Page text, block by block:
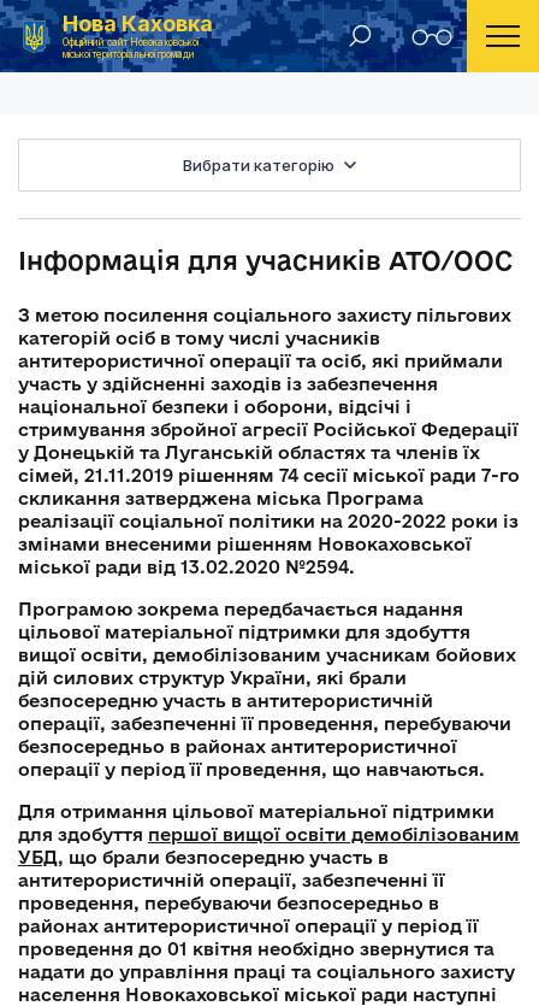
Нова Каховка
Офіційний сайт Новокаховської
міської територіальної громади
Головна Інформація для учасників АТО/ООС
Вибрати категорію
Інформація для учасників АТО/ООС
З метою посилення соціального захисту пільгових
категорій осіб в тому числі учасників
антитерористичної операції та осіб, які приймали
участь у здійсненні заходів із забезпечення
національної безпеки і оборони, відсічі і
стримування збройної агресії Російської Федерації
у Донецькій та Луганській областях та членів їх
сімей, 21.11.2019 рішенням 74 сесії міської ради 7-го
скликання затверджена міська Програма
реалізації соціальної політики на 2020-2022 роки із
змінами внесеними рішенням Новокаховської
міської ради від 13.02.2020 №2594.
Програмою зокрема передбачається надання
цільової матеріальної підтримки для здобуття
вищої освіти, демобілізованим учасникам бойових
дій силових структур України, які брали
безпосередню участь в антитерористичній
операції, забезпеченні її проведення, перебуваючи
безпосередньо в районах антитерористичної
операції у період її проведення, що навчаються.
Для отримання цільової матеріальної підтримки
для здобуття першої вищої освіти демобілізованим
УБД, що брали безпосередню участь в
антитерористичній операції, забезпеченні її
проведення, перебуваючи безпосередньо в
районах антитерористичної операції у період її
проведення до 01 квітня необхідно звернутися та
надати до управління праці та соціального захисту
населення Новокаховської міської ради наступні